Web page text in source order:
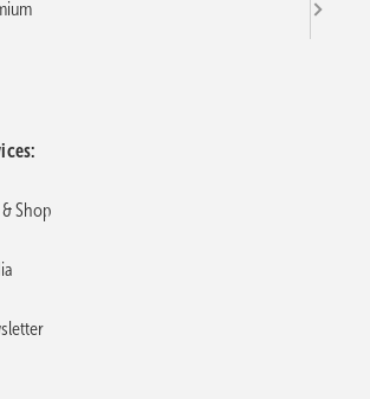
und Boden wird immer öfter auch die
für die Unterbringung smarter IP-basierter
Verkabelung genutzt
Shop